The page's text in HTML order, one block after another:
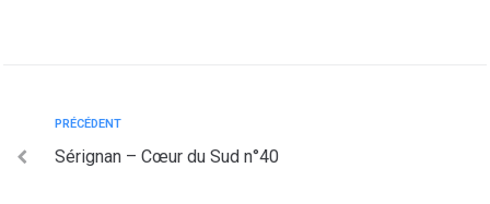
PRÉCÉDENT
Sérignan – Cœur du Sud n°40